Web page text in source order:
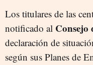
Los titulares de las
notificado al Consejo
declaración de
según sus Planes de